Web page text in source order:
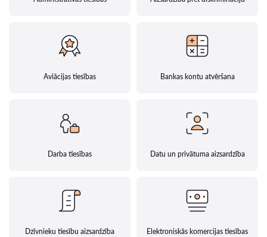
Aviācijas tiesības Bankas kontu atvēršana
Darba tiesības Datu un privātuma aizsardzība
Dzīvnieku tiesību aizsardzība Elektroniskās komercijas tiesības